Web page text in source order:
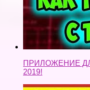
ПРИЛОЖЕНИЕ
2019!